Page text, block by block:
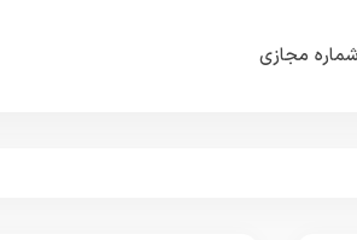
شماره مجازی